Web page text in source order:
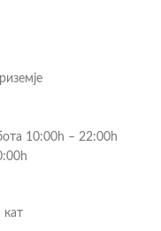
10:00h – 22:00h
кат